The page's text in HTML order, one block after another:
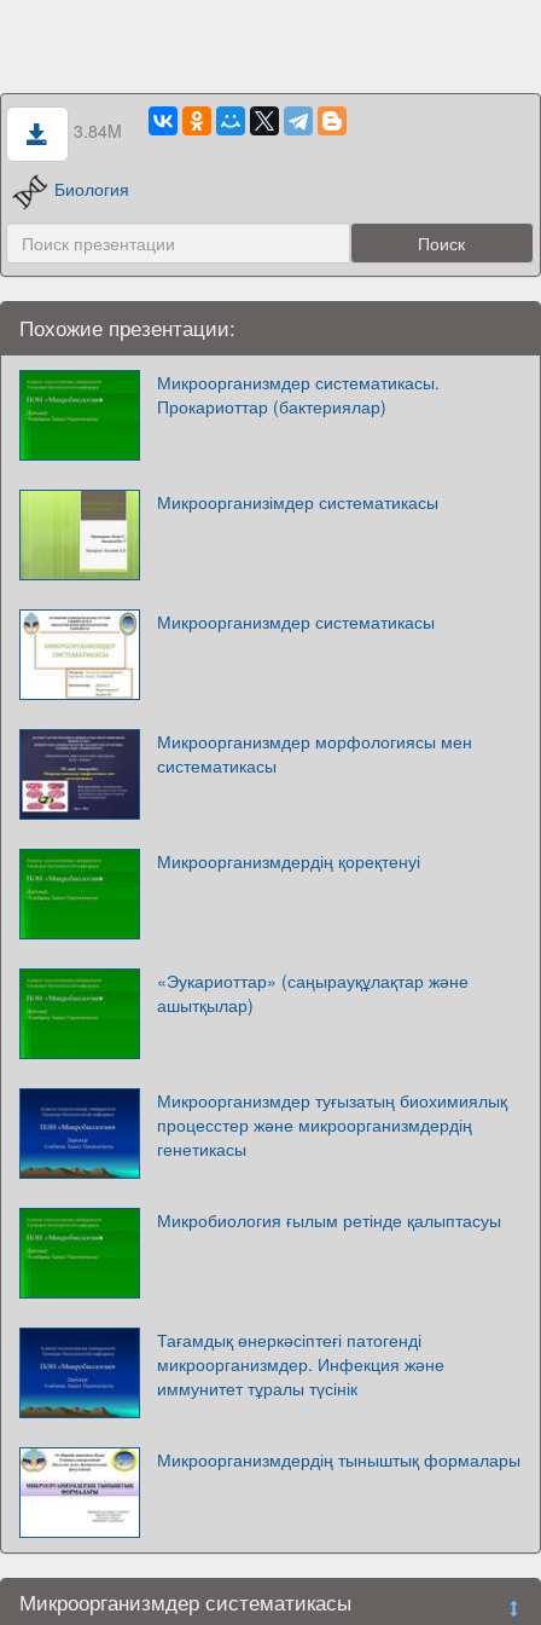
3.84M
Биология
Похожие презентации:
Микроорганизмдер систематикасы.
Прокариоттар (бактериялар)
Микроорганизімдер систематикасы
Микроорганизмдер систематикасы
Микроорганизмдер морфологиясы мен
систематикасы
Микроорганизмдердің қореқтенуі
«Эукариоттар» (саңырауқұлақтар және
ашытқылар)
Микроорганизмдер туғызатың биохимиялық
процесстер және микроорганизмдердің
генетикасы
Микробиология ғылым ретінде қалыптасуы
Тағамдық өнеркәсіптеғі патогенді
микроорганизмдер. Инфекция және
иммунитет тұралы түсінік
Микроорганизмдердің тыныштық формалары
Микроорганизмдер систематикасы